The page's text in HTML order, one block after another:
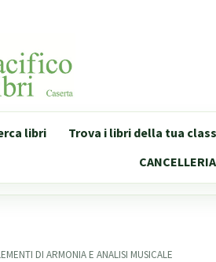
libri Trova i libri della tua
CANCELLERIA
DI ARMONIA E ANALISI MUSICALE